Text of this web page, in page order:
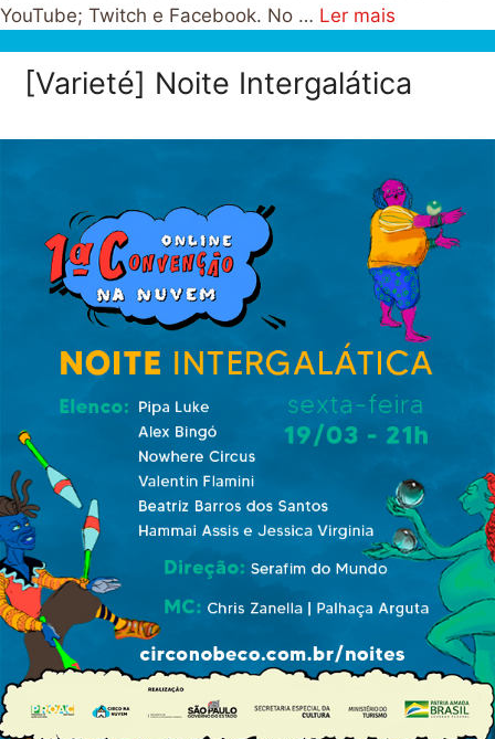
YouTube; Twitch e Facebook. No … Ler mais
[Varieté] Noite Intergalática